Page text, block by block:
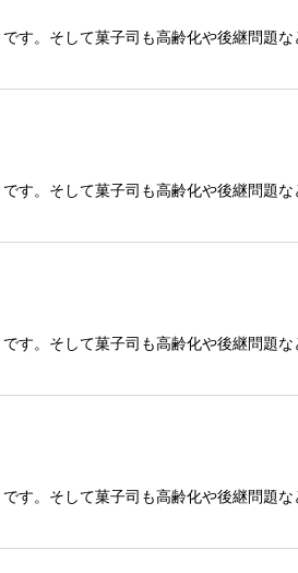
す。そして菓子司も高齢化や後継問題
す。そして菓子司も高齢化や後継問題
す。そして菓子司も高齢化や後継問題
す。そして菓子司も高齢化や後継問題